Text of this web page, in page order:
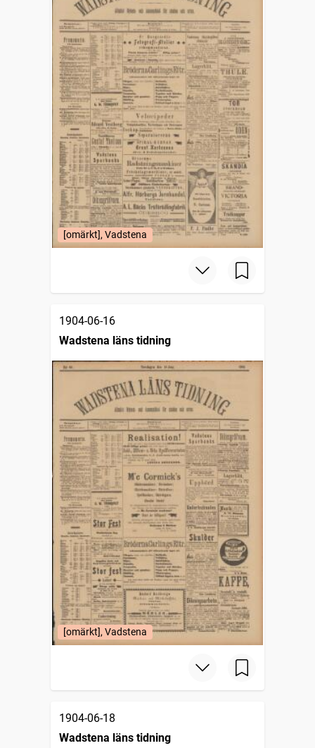
[omärkt], Vadstena
1904-06-16
Wadstena läns tidning
[omärkt], Vadstena
1904-06-18
Wadstena läns tidning